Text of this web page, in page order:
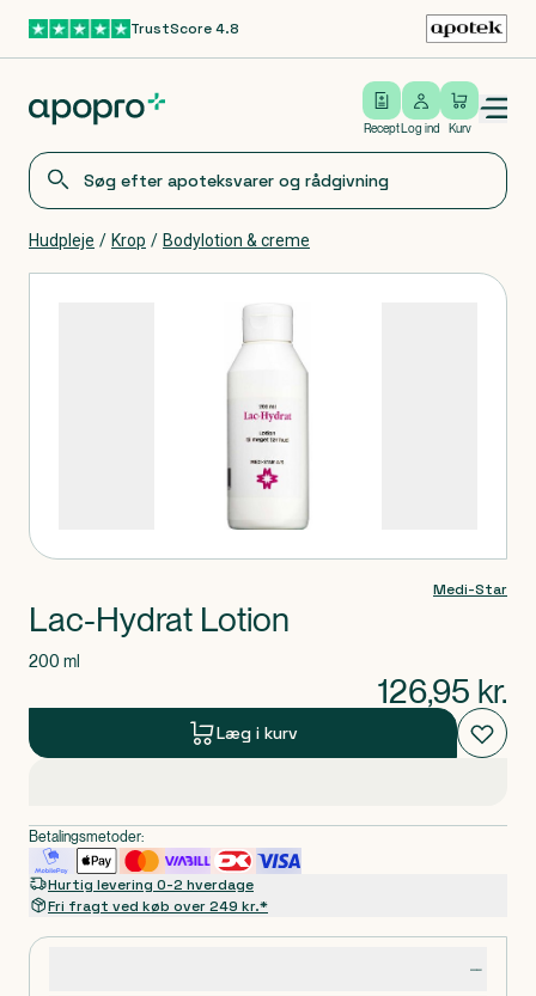
Gå til hovedindholdTrustScore 4.8
Recept
Log ind
Log ind Kurv
Open/close menu
Hudpleje / Krop / Bodylotion & creme
Medi-Star
Lac-Hydrat Lotion
200 ml
126,95 kr.
Læg i kurv
Betalingsmetoder:
Hurtig levering 0-2 hverdage
Fri fragt ved køb over 249 kr.*